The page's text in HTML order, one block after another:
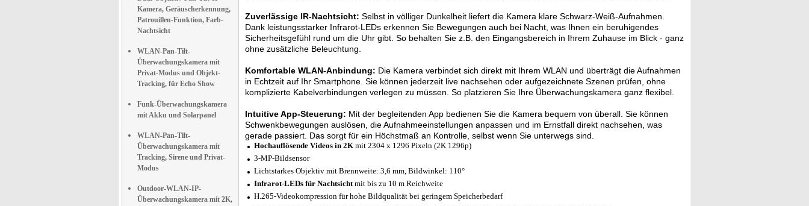
Kamera, Geräuscherkennung,
Patrouillen-Funktion, Farb-
Nachtsicht
WLAN-Pan-Tilt-
Überwachungskamera mit
Privat-Modus und Objekt-
Tracking, für Echo Show
Funk-Überwachungskamera
mit Akku und Solarpanel
WLAN-Pan-Tilt-
Überwachungskamera mit
Tracking, Sirene und Privat-
Modus
Outdoor-WLAN-IP-
Überwachungskamera mit 2K,
Zuverlässige IR-Nachtsicht: Selbst in völliger Dunkelheit liefert die Kamera klare Schwarz-Weiß-Aufnahmen.
Dank leistungsstarker Infrarot-LEDs erkennen Sie Bewegungen auch bei Nacht, was Ihnen ein beruhigendes
Sicherheitsgefühl rund um die Uhr gibt. So behalten Sie z.B. den Eingangsbereich in Ihrem Zuhause im Blick - ganz
ohne zusätzliche Beleuchtung.
Komfortable WLAN-Anbindung: Die Kamera verbindet sich direkt mit Ihrem WLAN und überträgt die Aufnahmen
in Echtzeit auf Ihr Smartphone. Sie können jederzeit live nachsehen oder aufgezeichnete Szenen prüfen, ohne
komplizierte Kabelverbindungen verlegen zu müssen. So platzieren Sie Ihre Überwachungskamera ganz flexibel.
Intuitive App-Steuerung: Mit der begleitenden App bedienen Sie die Kamera bequem von überall. Sie können
Schwenkbewegungen auslösen, die Aufnahmeeinstellungen anpassen und im Ernstfall direkt nachsehen, was
gerade passiert. Das sorgt für ein Höchstmaß an Kontrolle, selbst wenn Sie unterwegs sind.
Hochauflösende Videos in 2K mit 2304 x 1296 Pixeln (2K 1296p)
3-MP-Bildsensor
Lichtstarkes Objektiv mit Brennweite: 3,6 mm, Bildwinkel: 110°
Infrarot-LEDs für Nachtsichtmit bis zu 10 m Reichweite
H.265-Videokompression für hohe Bildqualität bei geringem Speicherbedarf